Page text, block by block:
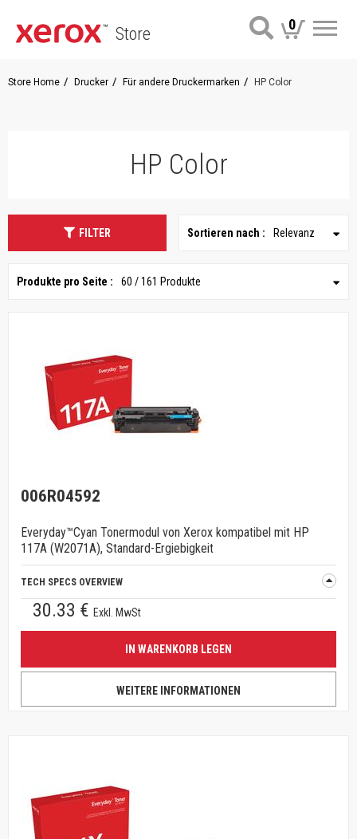
Store 0
Store Home Drucker Für andere Druckermarken HP Color
HP Color
FILTER Sortieren nach : Relevanz
Produkte pro Seite : 60 / 161 Produkte
006R04592
Everyday™Cyan Tonermodul von Xerox kompatibel mit HP
117A (W2071A), Standard-Ergiebigkeit
TECH SPECS OVERVIEW
30.33 € Exkl. MwSt
IN WARENKORB LEGEN
WEITERE INFORMATIONEN